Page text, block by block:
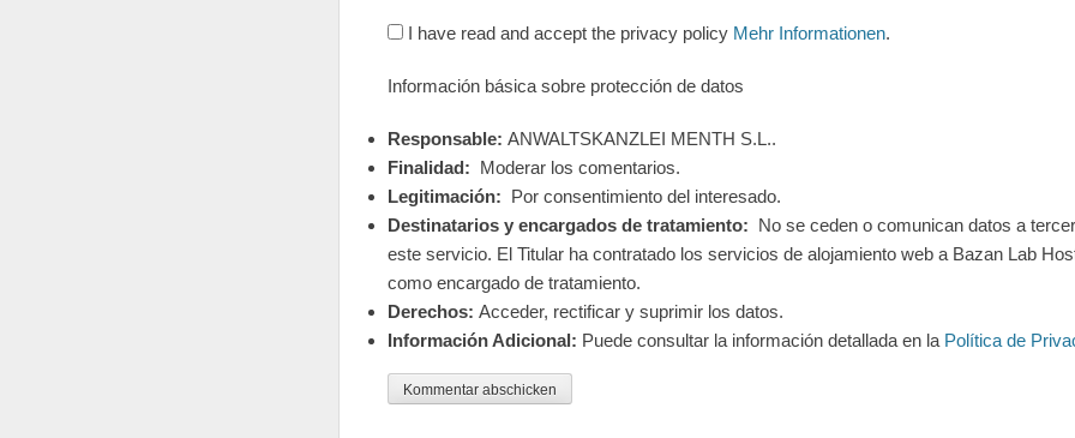
I have read and accept the privacy policy Mehr Informationen.
Información básica sobre protección de datos
Responsable: ANWALTSKANZLEI MENTH S.L..
Finalidad: Moderar los comentarios.
Legitimación: Por consentimiento del interesado.
Destinatarios y encargados de tratamiento: No se ceden o comunican datos a
este servicio. El Titular ha contratado los servicios de alojamiento web a Bazan Lab
como encargado de tratamiento.
Derechos: Acceder, rectificar y suprimir los datos.
Información Adicional: Puede consultar la información detallada en la Política de